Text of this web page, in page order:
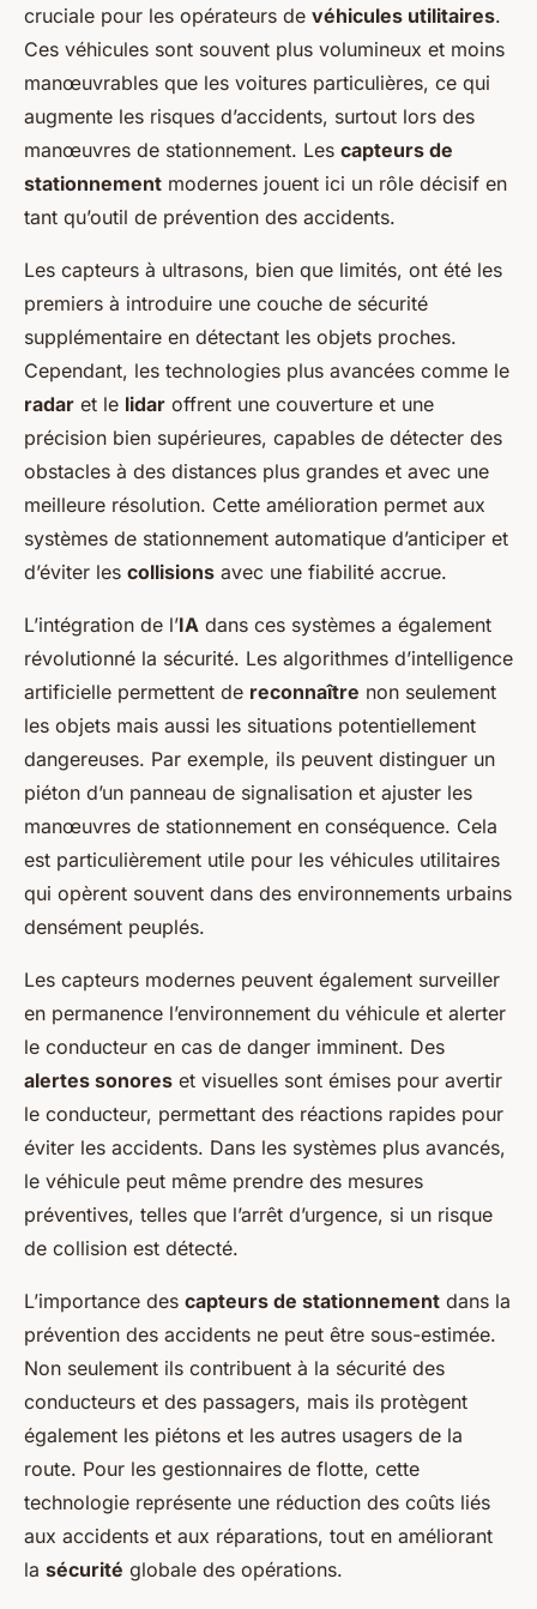
cruciale pour les opérateurs de véhicules utilitaires.
Ces véhicules sont souvent plus volumineux et moins
manœuvrables que les voitures particulières, ce qui
augmente les risques d’accidents, surtout lors des
manœuvres de stationnement. Les capteurs de
stationnement modernes jouent ici un rôle décisif en
tant qu’outil de prévention des accidents.
Les capteurs à ultrasons, bien que limités, ont été les
premiers à introduire une couche de sécurité
supplémentaire en détectant les objets proches.
Cependant, les technologies plus avancées comme le
radar et le lidar offrent une couverture et une
précision bien supérieures, capables de détecter des
obstacles à des distances plus grandes et avec une
meilleure résolution. Cette amélioration permet aux
systèmes de stationnement automatique d’anticiper et
d’éviter les collisions avec une fiabilité accrue.
L’intégration de l’IA dans ces systèmes a également
révolutionné la sécurité. Les algorithmes d’intelligence
artificielle permettent de reconnaître non seulement
les objets mais aussi les situations potentiellement
dangereuses. Par exemple, ils peuvent distinguer un
piéton d’un panneau de signalisation et ajuster les
manœuvres de stationnement en conséquence. Cela
est particulièrement utile pour les véhicules utilitaires
qui opèrent souvent dans des environnements urbains
densément peuplés.
Les capteurs modernes peuvent également surveiller
en permanence l’environnement du véhicule et alerter
le conducteur en cas de danger imminent. Des
alertes sonores et visuelles sont émises pour avertir
le conducteur, permettant des réactions rapides pour
éviter les accidents. Dans les systèmes plus avancés,
le véhicule peut même prendre des mesures
préventives, telles que l’arrêt d’urgence, si un risque
de collision est détecté.
L’importance des capteurs de stationnement dans la
prévention des accidents ne peut être sous-estimée.
Non seulement ils contribuent à la sécurité des
conducteurs et des passagers, mais ils protègent
également les piétons et les autres usagers de la
route. Pour les gestionnaires de flotte, cette
technologie représente une réduction des coûts liés
aux accidents et aux réparations, tout en améliorant
la sécurité globale des opérations.